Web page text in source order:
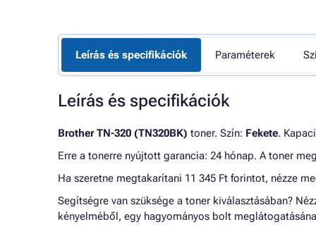
Leírás és specifikációk Paraméterek
Leírás és specifikációk
Brother TN-320 (TN320BK) toner. Szín: Fekete.
Erre a tonerre nyújtott garancia: 24 hónap. A toner
Ha szeretne megtakarítani 11 345 Ft forintot, nézze
Segítségre van szüksége a toner kiválasztásában?
kényelméből, egy hagyományos bolt